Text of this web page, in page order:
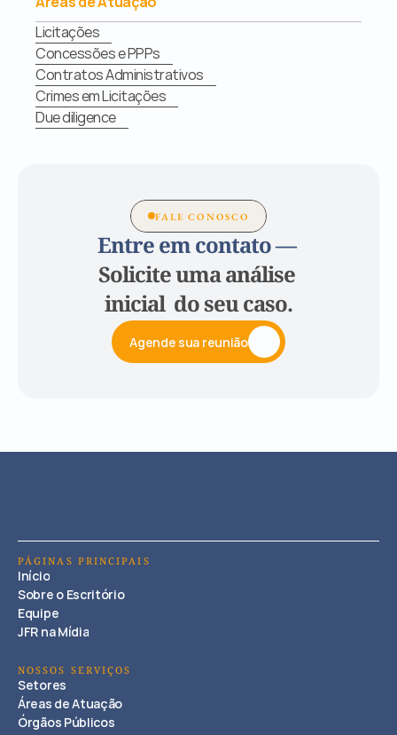
Licitações
Concessões e PPPs
Contratos Administrativos
Crimes em Licitações
Due diligence
FALE CONOSCO
Entre em contato —
Solicite uma análise
inicial  do seu caso.
Agende sua reunião
PÁGINAS PRINCIPAIS
Início
Sobre o Escritório
Equipe
JFR na Mídia
NOSSOS SERVIÇOS
Setores
Áreas de Atuação
Órgãos Públicos